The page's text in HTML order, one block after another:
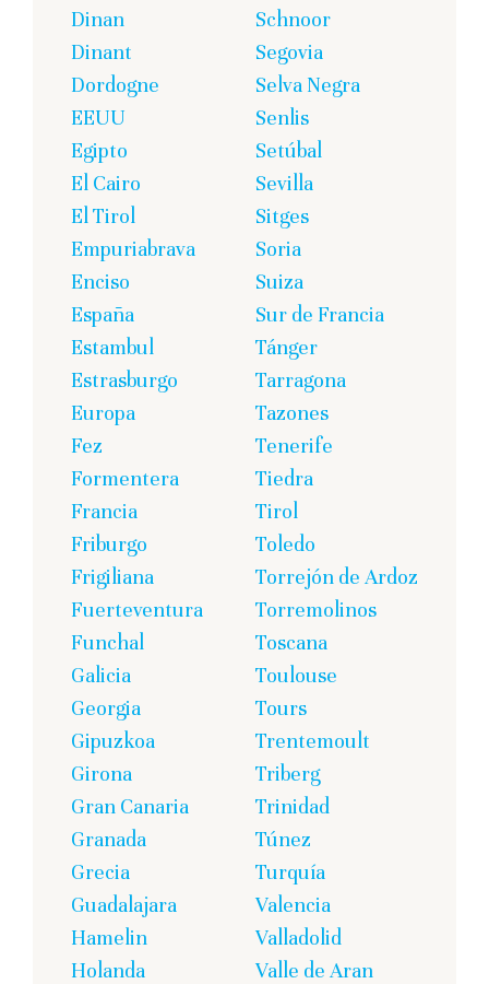
Dinan
Dinant
Dordogne
EEUU
Egipto
El Cairo
El Tirol
Empuriabrava
Enciso
España
Estambul
Estrasburgo
Europa
Fez
Formentera
Francia
Friburgo
Frigiliana
Fuerteventura
Funchal
Galicia
Georgia
Gipuzkoa
Girona
Gran Canaria
Granada
Grecia
Guadalajara
Hamelin
Holanda
Schnoor
Segovia
Selva Negra
Senlis
Setúbal
Sevilla
Sitges
Soria
Suiza
Sur de Francia
Tánger
Tarragona
Tazones
Tenerife
Tiedra
Tirol
Toledo
Torrejón de Ardoz
Torremolinos
Toscana
Toulouse
Tours
Trentemoult
Triberg
Trinidad
Túnez
Turquía
Valencia
Valladolid
Valle de Aran